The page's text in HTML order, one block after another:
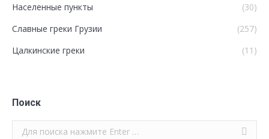
Населенные пункты
(30)
Славные греки Грузии
(257)
Цалкинские греки
(11)
Поиск
Поиск: